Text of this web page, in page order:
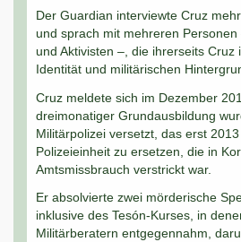
Der Guardian interviewte Cruz
und sprach mit mehreren
und Aktivisten –, die ihrerseits
Identität und militärischen
Cruz meldete sich im Dezember
dreimonatiger Grundausbildung
Militärpolizei versetzt, das erst
Polizeieinheit zu ersetzen, die in
Amtsmissbrauch verstrickt war.
Er absolvierte zwei mörderische
inklusive des Tesón-Kurses, in
Militärberatern entgegennahm,